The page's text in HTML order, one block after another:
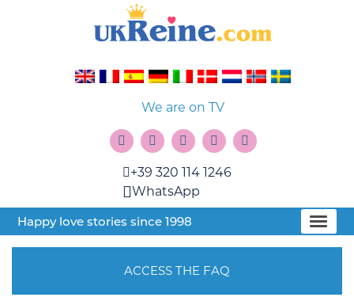
We are on TV
+39 320 114 1246
WhatsApp
Happy love stories since 1998
ACCESS THE FAQ